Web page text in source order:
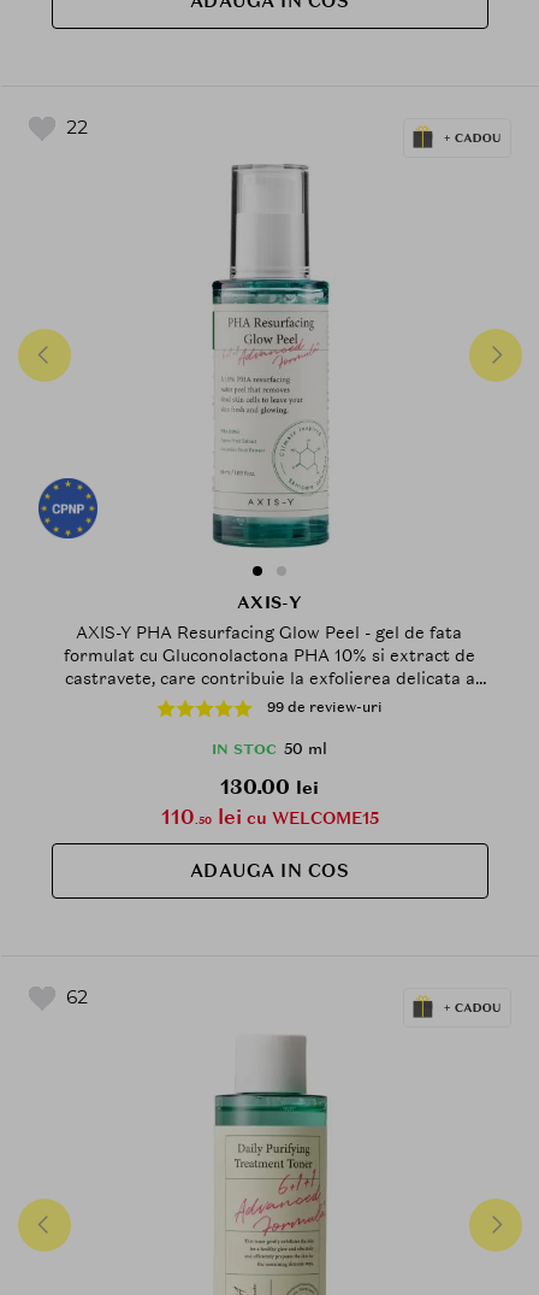
22
AXIS-Y
AXIS-Y PHA Resurfacing Glow Peel - gel de fata
formulat cu Gluconolactona PHA 10% si extract de
castravete, care contribuie la exfolierea delicata a
pielii si la imbunatatirea texturii pielii - 50 ml
99 de review-uri
IN STOC 50 ml
130.00 lei
110.50lei cu WELCOME15
ADAUGA IN COS
62